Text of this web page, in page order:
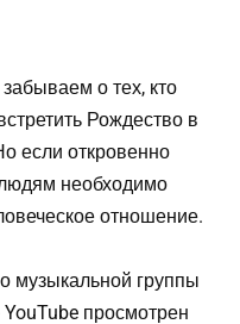
о тех, кто
Рождество в
если откровенно
необходимо
отношение.
музыкальной группы
просмотрен